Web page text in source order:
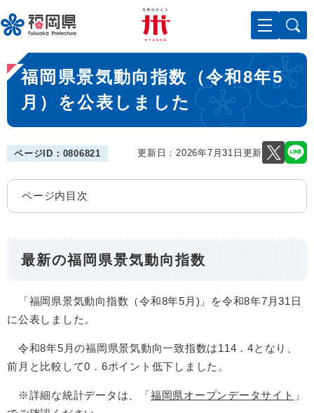
ー
ジ
先
頭
。
メニューを飛ばして本文へ
本
文
福岡県景気動向指数（令和8年5
月）を公表しました
ページID：0806821 更新日：2026年7月31日更新
ページ内目次
最新の福岡県景気動向指数
「福岡県景気動向指数（令和8年5月)」を令和8年7月31日
に公表しました。
令和8年5月の福岡県景気動向一致指数は114．4となり、
前月と比較して0．6ポイント低下しました。
※詳細な統計データは、「福岡県オープンデータサイト 」